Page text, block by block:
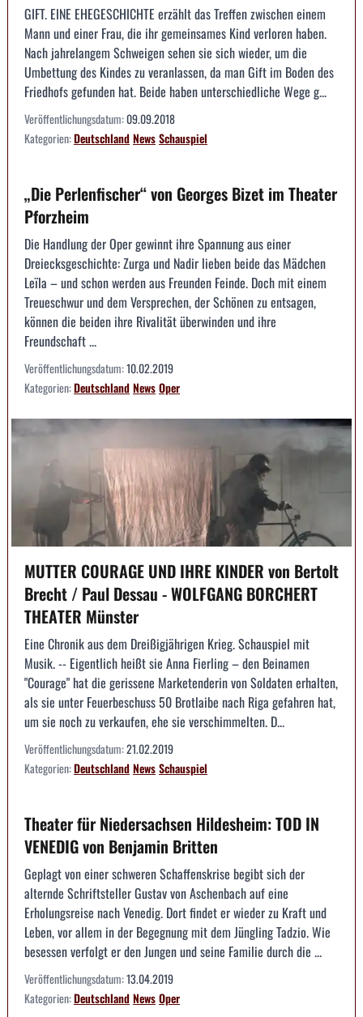
GIFT. EINE EHEGESCHICHTE erzählt das Treffen zwischen einem
Mann und einer Frau, die ihr gemeinsames Kind verloren haben.
Nach jahrelangem Schweigen sehen sie sich wieder, um die
Umbettung des Kindes zu veranlassen, da man Gift im Boden des
Friedhofs gefunden hat. Beide haben unterschiedliche Wege g...
Veröffentlichungsdatum:09.09.2018
Kategorien:DeutschlandNewsSchauspiel
„Die Perlenfischer“ von Georges Bizet im Theater
Pforzheim
Die Handlung der Oper gewinnt ihre Spannung aus einer
Dreiecksgeschichte: Zurga und Nadir lieben beide das Mädchen
Leïla – und schon werden aus Freunden Feinde. Doch mit einem
Treueschwur und dem Versprechen, der Schönen zu entsagen,
können die beiden ihre Rivalität überwinden und ihre
Freundschaft ...
Veröffentlichungsdatum:10.02.2019
Kategorien:DeutschlandNewsOper
MUTTER COURAGE UND IHRE KINDER von Bertolt
Brecht / Paul Dessau - WOLFGANG BORCHERT
THEATER Münster
Eine Chronik aus dem Dreißigjährigen Krieg. Schauspiel mit
Musik. -- Eigentlich heißt sie Anna Fierling – den Beinamen
"Courage" hat die gerissene Marketenderin von Soldaten erhalten,
als sie unter Feuerbeschuss 50 Brotlaibe nach Riga gefahren hat,
um sie noch zu verkaufen, ehe sie verschimmelten. D...
Veröffentlichungsdatum:21.02.2019
Kategorien:DeutschlandNewsSchauspiel
Theater für Niedersachsen Hildesheim: TOD IN
VENEDIG von Benjamin Britten
Geplagt von einer schweren Schaffenskrise begibt sich der
alternde Schriftsteller Gustav von Aschenbach auf eine
Erholungsreise nach Venedig. Dort findet er wieder zu Kraft und
Leben, vor allem in der Begegnung mit dem Jüngling Tadzio. Wie
besessen verfolgt er den Jungen und seine Familie durch die ...
Veröffentlichungsdatum:13.04.2019
Kategorien:DeutschlandNewsOper